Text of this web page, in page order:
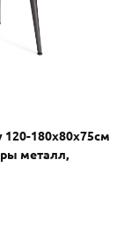
180x80x75см
металл,